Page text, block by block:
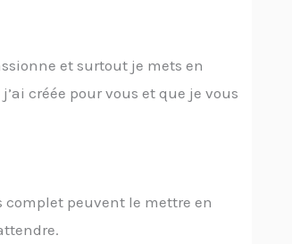
et surtout je mets en
créée pour vous et que je vous
complet peuvent le mettre en